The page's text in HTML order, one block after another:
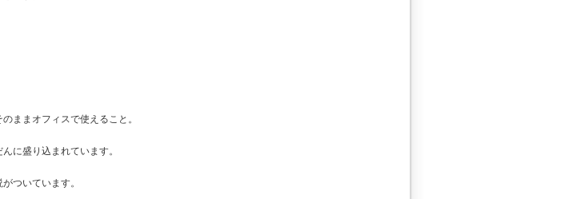
ままオフィスで使えること。
に盛り込まれています。
ついています。